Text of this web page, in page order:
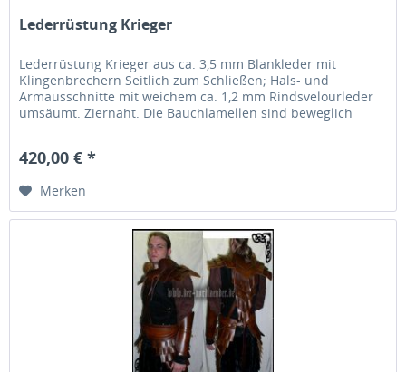
Lederrüstung Krieger
Lederrüstung Krieger aus ca. 3,5 mm Blankleder mit
Klingenbrechern Seitlich zum Schließen; Hals- und
Armausschnitte mit weichem ca. 1,2 mm Rindsvelourleder
umsäumt. Ziernaht. Die Bauchlamellen sind beweglich
420,00 € *
Merken